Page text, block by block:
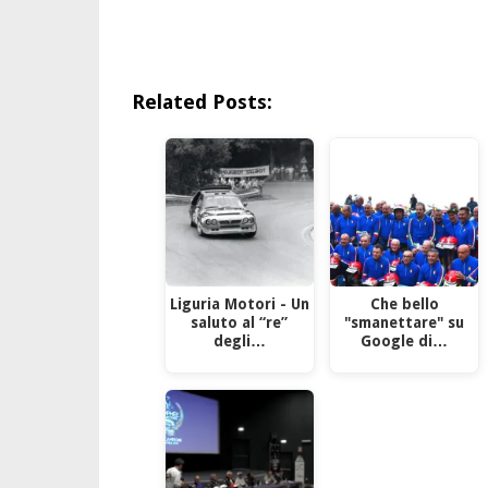
Related Posts:
Liguria Motori - Un
saluto al “re”
degli…
Che bello
"smanettare" su
Google di…